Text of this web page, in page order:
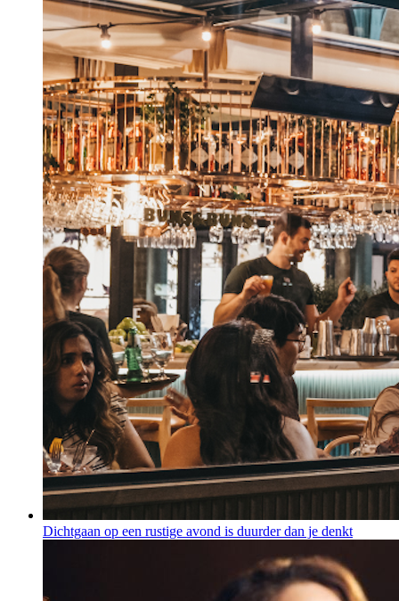
Dichtgaan op een rustige avond is duurder dan je denkt